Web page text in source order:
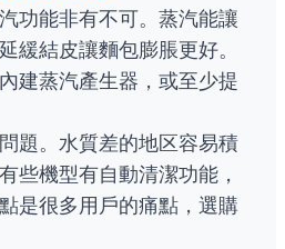
功能非有不可。蒸汽能讓
緩結皮讓麵包膨脹更好。
建蒸汽產生器，或至少提
題。水質差的地区容易積
些機型有自動清潔功能，
是很多用戶的痛點，選購